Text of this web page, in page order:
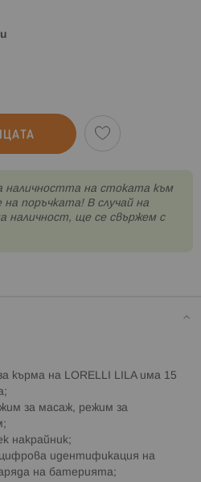
на стоката към
поръчката! В случай на
наличност, ще се свържем с
кърма на LORELLI LILA има 15
за масаж, режим за
накрайник;
идентификация на
на батерията;